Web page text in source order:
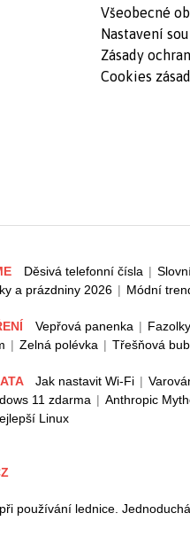
Všeobecné
Nastavení
Zásady
Cookies
Děsivá telefonní čísla |
a prázdniny 2026 | Módní
Vepřová panenka |
| Zelná polévka | Třešňová
Jak nastavit Wi-Fi |
11 zdarma | Anthropic
Linux
používání lednice.